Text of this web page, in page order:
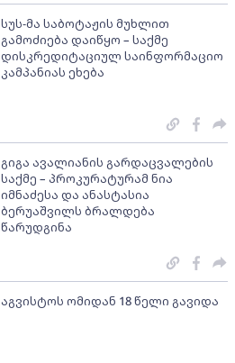
სუს-მა საბოტაჟის მუხლით
გამოძიება დაიწყო – საქმე
დისკრედიტაციულ საინფორმაციო
კამპანიას ეხება
გიგა ავალიანის გარდაცვალების
საქმე – პროკურატურამ ნია
იმნაძესა და ანასტასია
ბერუაშვილს ბრალდება
წარუდგინა
აგვისტოს ომიდან 18 წელი გავიდა